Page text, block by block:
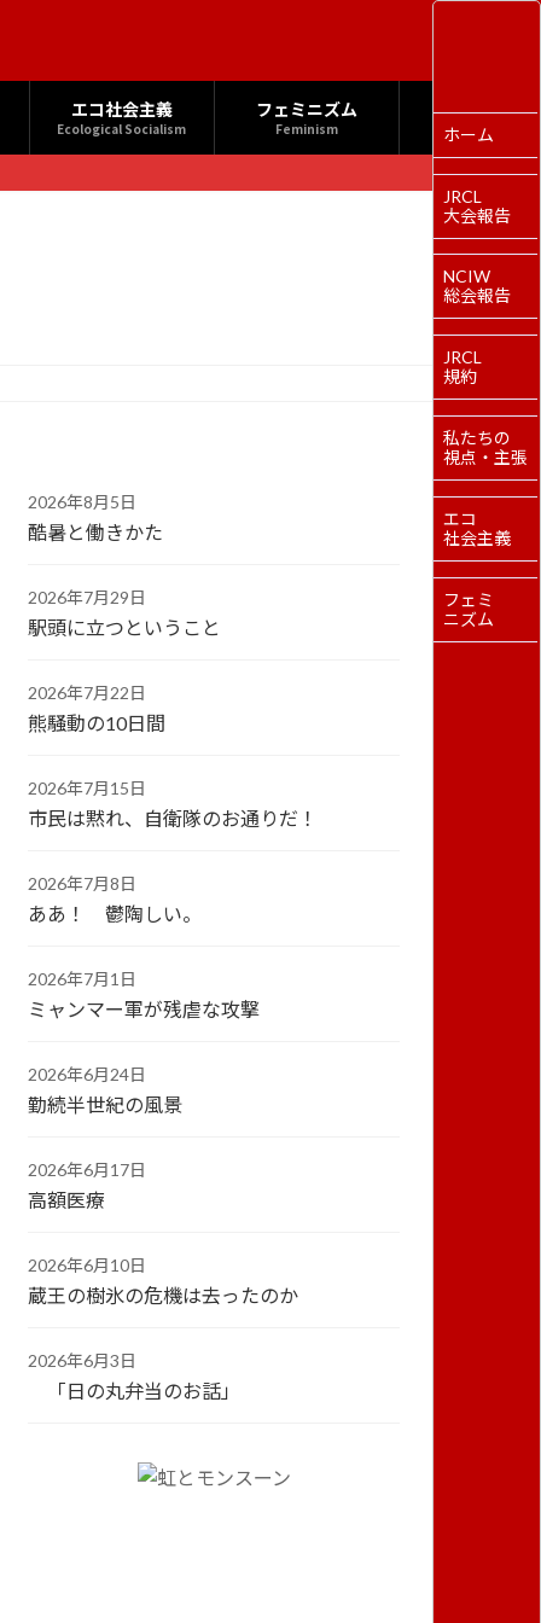
エコ社会主義
Ecological Socialism
フェミニズム
Feminism
2026年8月5日
酷暑と働きかた
2026年7月29日
駅頭に立つということ
2026年7月22日
熊騒動の10日間
2026年7月15日
市民は黙れ、自衛隊のお通りだ！
2026年7月8日
ああ！ 鬱陶しい。
2026年7月1日
ミャンマー軍が残虐な攻撃
2026年6月24日
勤続半世紀の風景
2026年6月17日
高額医療
2026年6月10日
蔵王の樹氷の危機は去ったのか
2026年6月3日
「日の丸弁当のお話」
ホーム
JRCL
大会報告
NCIW
総会報告
JRCL
規約
私たちの
視点・主張
エコ
社会主義
フェミ
ニズム